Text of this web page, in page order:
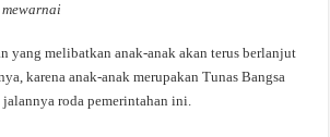
yang melibatkan anak-anak akan terus berlanjut
karena anak-anak merupakan Tunas Bangsa
jalannya roda pemerintahan ini.